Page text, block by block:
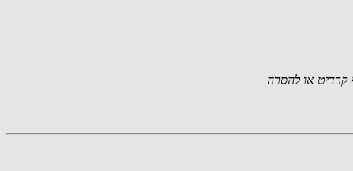
או להסרה